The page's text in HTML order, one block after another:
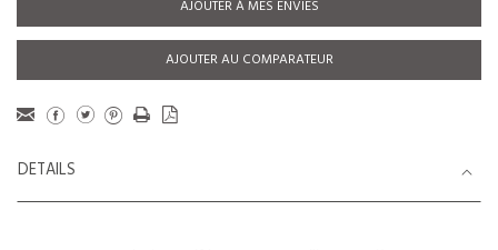
AJOUTER À MES ENVIES
AJOUTER AU COMPARATEUR
DETAILS